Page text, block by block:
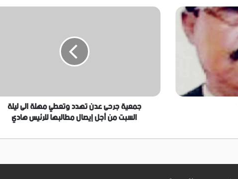
جمعية
السبت
مطالبها
جمعية جرحى عدن تهدد وتعطي مهلة الى ليلة
السبت من أجل إيصال مطالبها للرئيس هادي